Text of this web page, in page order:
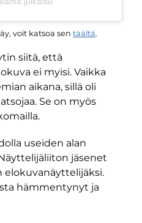
voit katsoa sen täältä.
siitä, että
ei myisi. Vaikka
aikana, sillä oli
Se on myös
useiden alan
jäsenet
elokuvanäyttelijäksi.
hämmentynyt ja